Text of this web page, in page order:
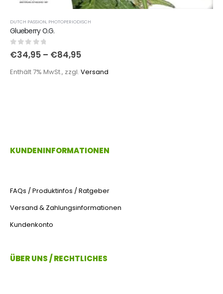
DUTCH PASSION, PHOTOPERIODISCH
Glueberry O.G.
0out of 5
€34,95 – €84,95
Enthält 7% MwSt., zzgl. Versand
KUNDENINFORMATIONEN
FAQs / Produktinfos / Ratgeber
Versand & Zahlungsinformationen
Kundenkonto
ÜBER UNS / RECHTLICHES